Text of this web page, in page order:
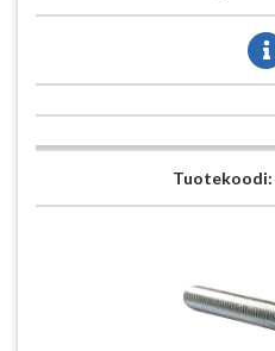
Tuotekoodi: